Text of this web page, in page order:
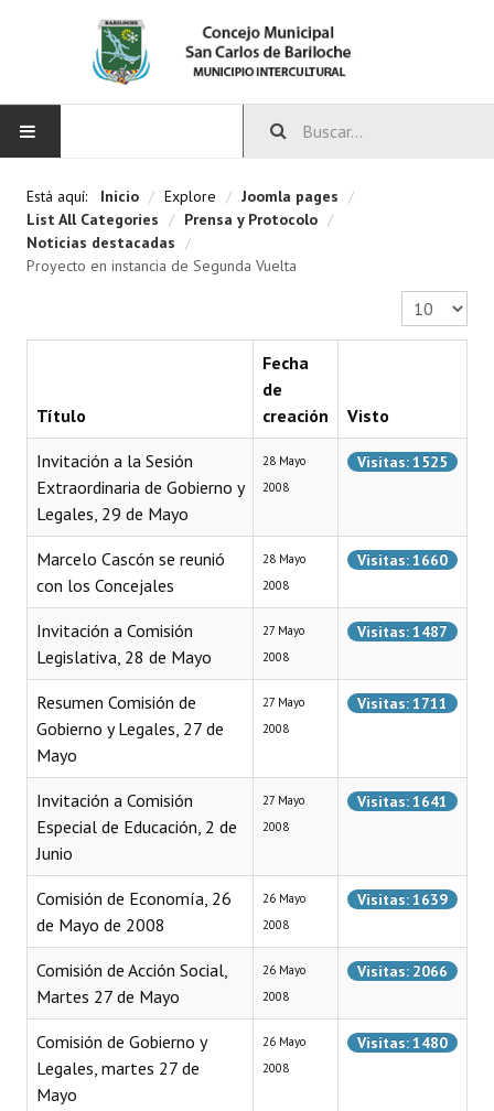
CONCEJO
Integrantes del Concejo
Comisiones Especiales
Concejales Mandato Cumplido
Programas
LEGISLACIÓN
Constitución Provincial
Carta Orgánica 2007
Reglamento Interno
Digesto
Organigrama
DOCUMENTOS
Informes de Gestión
Proyectos Presentados
Dictámenes Asesoría Letrada
Actas de Sesión
Está aquí: Inicio / Explore / Joomla pages /
List All Categories / Prensa y Protocolo /
Noticias destacadas /
Proyecto en instancia de Segunda Vuelta
Cantidad a
Título
Fecha
de
creación
Visto
Invitación a la Sesión
Extraordinaria de Gobierno y
Legales, 29 de Mayo
28 Mayo
2008
Visitas: 1525
Marcelo Cascón se reunió
con los Concejales
28 Mayo
2008
Visitas: 1660
Invitación a Comisión
Legislativa, 28 de Mayo
27 Mayo
2008
Visitas: 1487
Resumen Comisión de
Gobierno y Legales, 27 de
Mayo
27 Mayo
2008
Visitas: 1711
Invitación a Comisión
Especial de Educación, 2 de
Junio
27 Mayo
2008
Visitas: 1641
Comisión de Economía, 26
de Mayo de 2008
26 Mayo
2008
Visitas: 1639
Comisión de Acción Social,
Martes 27 de Mayo
26 Mayo
2008
Visitas: 2066
Comisión de Gobierno y
Legales, martes 27 de
Mayo
26 Mayo
2008
Visitas: 1480